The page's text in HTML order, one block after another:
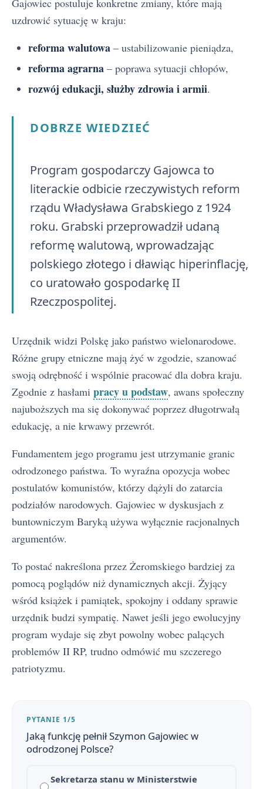
uzdrowić sytuację w kraju:
reforma walutowa – ustabilizowanie pieniądza,
reforma agrarna – poprawa sytuacji chłopów,
rozwój edukacji, służby zdrowia i armii.
DOBRZE WIEDZIEĆ
Program gospodarczy Gajowca to
literackie odbicie rzeczywistych reform
rządu Władysława Grabskiego z 1924
roku. Grabski przeprowadził udaną
reformę walutową, wprowadzając
polskiego złotego i dławiąc hiperinflację,
co uratowało gospodarkę II
Rzeczpospolitej.
Urzędnik widzi Polskę jako państwo wielonarodowe.
Różne grupy etniczne mają żyć w zgodzie, szanować
swoją odrębność i wspólnie pracować dla dobra kraju.
Zgodnie z hasłami pracy u podstaw, awans społeczny
najuboższych ma się dokonywać poprzez długotrwałą
edukację, a nie krwawy przewrót.
Fundamentem jego programu jest utrzymanie granic
odrodzonego państwa. To wyraźna opozycja wobec
postulatów komunistów, którzy dążyli do zatarcia
podziałów narodowych. Gajowiec w dyskusjach z
buntowniczym Baryką używa wyłącznie racjonalnych
argumentów.
To postać nakreślona przez Żeromskiego bardziej za
pomocą poglądów niż dynamicznych akcji. Żyjący
wśród książek i pamiątek, spokojny i oddany sprawie
urzędnik budzi sympatię. Nawet jeśli jego ewolucyjny
program wydaje się zbyt powolny wobec palących
problemów II RP, trudno odmówić mu szczerego
patriotyzmu.
PYTANIE 1/5
Jaką funkcję pełnił Szymon Gajowiec w
odrodzonej Polsce?
Sekretarza stanu w Ministerstwie
1